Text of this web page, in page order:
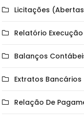
Licitações
Relatório
Balanços
Extratos Bancários
Relação De